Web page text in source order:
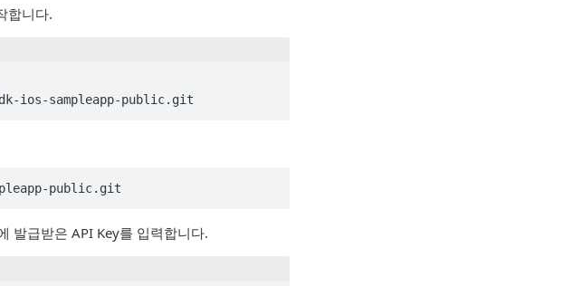
합니다.
ios-sampleapp-public.git
public.git
발급받은 API Key를 입력합니다.